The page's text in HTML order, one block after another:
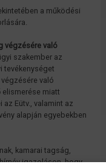
a működési
végzésére való
szakember az
tevékenységet
való
miatt
Eütv., valamint az
alapján egyebekben
kamarai tagság,
igazoláson, hogy